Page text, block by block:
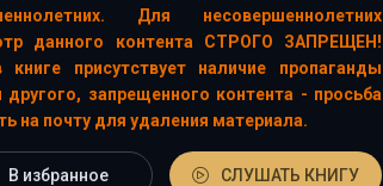
Для несовершеннолетних
данного контента СТРОГО ЗАПРЕЩЕН!
книге присутствует наличие пропаганды
запрещенного контента - просьба
на почту для удаления материала.
В избранное СЛУШАТЬ КНИГУ